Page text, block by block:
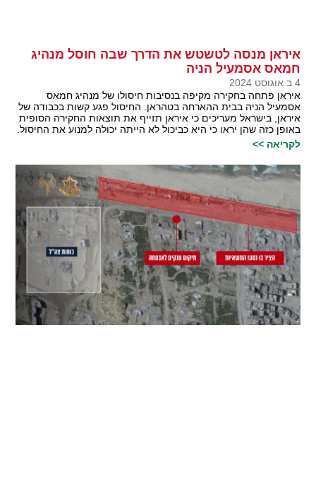
איראן מנסה לטשטש את הדרך שבה חוסל מנהיג
חמאס אסמעיל הניה
4 ב אוגוסט 2024
איראן פתחה בחקירה מקיפה בנסיבות חיסולו של מנהיג חמאס
אסמעיל הניה בבית ההארחה בטהראן. החיסול פגע קשות בכבודה של
איראן, בישראל מעריכים כי איראן תזייף את תוצאות החקירה הסופית
באופן כזה שהן יראו כי היא כביכול לא הייתה יכולה למנוע את החיסול.
לקריאה >>